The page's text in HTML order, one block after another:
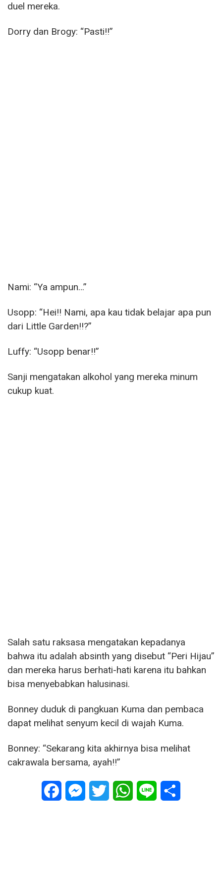
duel mereka.
Dorry dan Brogy: “Pasti!!”
Nami: “Ya ampun…”
Usopp: “Hei!! Nami, apa kau tidak belajar apa pun
dari Little Garden!!?”
Luffy: “Usopp benar!!”
Sanji mengatakan alkohol yang mereka minum
cukup kuat.
Salah satu raksasa mengatakan kepadanya
bahwa itu adalah absinth yang disebut “Peri Hijau”
dan mereka harus berhati-hati karena itu bahkan
bisa menyebabkan halusinasi.
Bonney duduk di pangkuan Kuma dan pembaca
dapat melihat senyum kecil di wajah Kuma.
Bonney: “Sekarang kita akhirnya bisa melihat
cakrawala bersama, ayah!!”
FacebookMessenger
Twitter WhatsApp
Line